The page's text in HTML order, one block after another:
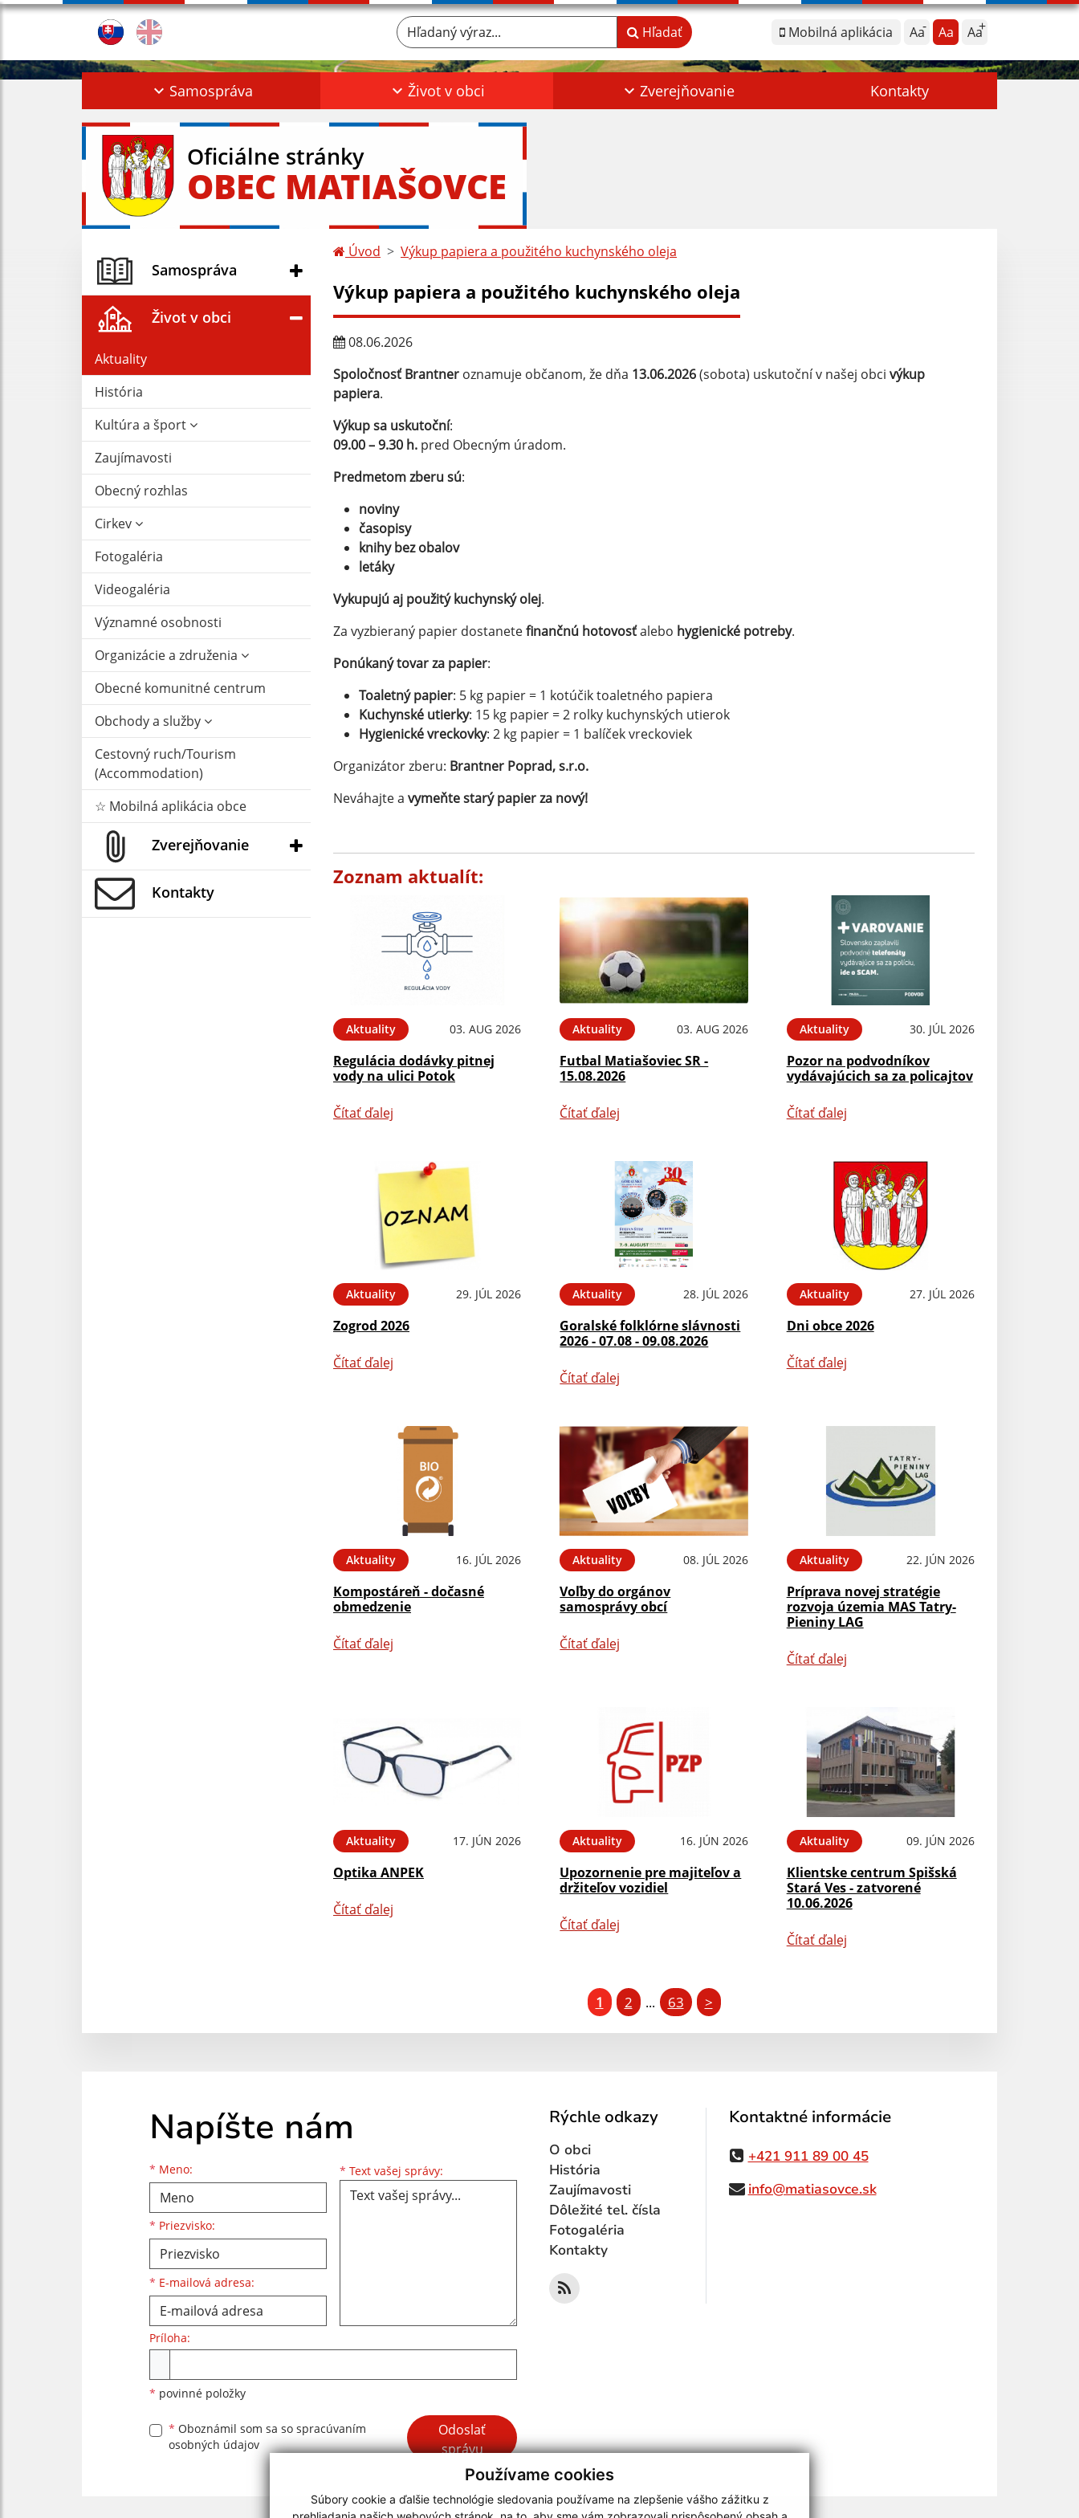
Používame cookies
Súbory cookie a ďalšie technológie sledovania používame na zlepšenie vášho zážitku z
Mobilná aplikácia Aa Aa Aa
Hľadaný výraz... Hľadať
Samospráva Život v obci Zverejňovanie Kontakty
Oficiálne stránky
OBEC MATIAŠOVCE
Samospráva
Život v obci
Aktuality
História
Kultúra a šport
Zaujímavosti
Obecný rozhlas
Cirkev
Fotogaléria
Videogaléria
Významné osobnosti
Organizácie a združenia
Obecné komunitné centrum
Obchody a služby
Cestovný ruch/Tourism
(Accommodation)
☆ Mobilná aplikácia obce
Zverejňovanie
Kontakty
Úvod Výkup papiera a použitého kuchynského oleja
Výkup papiera a použitého kuchynského oleja
08.06.2026
Spoločnosť Brantner oznamuje občanom, že dňa 13.06.2026(sobota) uskutoční v našej obci výkup
papiera.
Výkup sa uskutoční:
09.00 – 9.30 h. pred Obecným úradom.
Predmetom zberu sú:
noviny
časopisy
knihy bez obalov
letáky
Vykupujú aj použitý kuchynský olej.
Za vyzbieraný papier dostanetefinančnú hotovosťalebo hygienické potreby.
Ponúkaný tovar za papier:
Toaletný papier: 5 kg papier = 1 kotúčik toaletného papiera
Kuchynské utierky: 15 kg papier = 2 rolky kuchynských utierok
Hygienické vreckovky: 2 kg papier = 1 balíček vreckoviek
Organizátor zberu: Brantner Poprad, s.r.o.
Neváhajte a vymeňte starý papier za nový!
Zoznam aktualít:
Aktuality 03. AUG 2026
Regulácia dodávky pitnej
vody na ulici Potok
Čítať ďalej
Aktuality 03. AUG 2026
Futbal Matiašoviec SR -
15.08.2026
Čítať ďalej
Aktuality 30. JÚL 2026
Pozor na podvodníkov
vydávajúcich sa za policajtov
Čítať ďalej
Aktuality 29. JÚL 2026
Zogrod 2026
Čítať ďalej
Aktuality 28. JÚL 2026
Goralské folklórne slávnosti
2026 - 07.08 - 09.08.2026
Čítať ďalej
Aktuality 27. JÚL 2026
Dni obce 2026
Čítať ďalej
Aktuality 16. JÚL 2026
Kompostáreň - dočasné
obmedzenie
Čítať ďalej
Aktuality 08. JÚL 2026
Voľby do orgánov
samosprávy obcí
Čítať ďalej
Aktuality 22. JÚN 2026
Príprava novej stratégie
rozvoja územia MAS Tatry-
Pieniny LAG
Čítať ďalej
Aktuality 17. JÚN 2026
Optika ANPEK
Čítať ďalej
Aktuality 16. JÚN 2026
Upozornenie pre majiteľov a
držiteľov vozidiel
Čítať ďalej
Aktuality 09. JÚN 2026
Klientske centrum Spišská
Stará Ves - zatvorené
10.06.2026
Čítať ďalej
1 2 ... 63 >
Napíšte nám
* Meno:
Meno
* Priezvisko:
Priezvisko
* E-mailová adresa:
E-mailová adresa * Text vašej správy: Text vašej správy...
Príloha:
* povinné položky
* Oboznámil som sa so spracúvaním
osobných údajov
Google reCaptcha Response
Odoslať
správu
Rýchle odkazy
O obci
História
Zaujímavosti
Dôležité tel. čísla
Fotogaléria
Kontakty
Kontaktné informácie
+421 911 89 00 45
info@matiasovce.sk